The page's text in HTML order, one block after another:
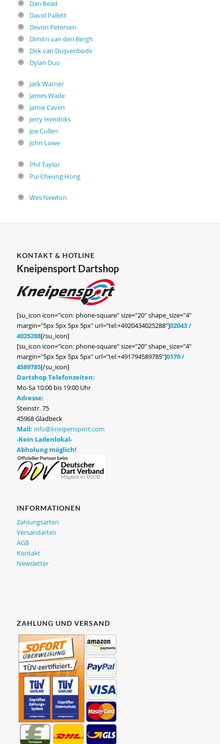
Dan Read
David Pallett
Devon Petersen
Dimitri van den Bergh
Dirk van Duijvenbode
Dylan Duo
Jack Warner
James Wade
Jamie Caven
Jerry Hendriks
Joe Cullen
John Lowe
Phil Taylor
Pui Cheung Hong
Wes Newton
KONTAKT & HOTLINE
Kneipensport Dartshop
[su_icon icon="icon: phone-square" size="20" shape_size="4"
margin="5px 5px 5px 5px" url="tel:+4920434025288"]02043 /
4025288[/su_icon]
[su_icon icon="icon: phone-square" size="20" shape_size="4"
margin="5px 5px 5px 5px" url="tel:+491794589785"]0179 /
4589785[/su_icon]
Dartshop Telefonzeiten:
Mo-Sa 10:00 bis 19:00 Uhr
Adresse:
Steinstr. 75
45968 Gladbeck
Mail: info@kneipensport.com
-Kein Ladenlokal-
Abholung möglich!
INFORMATIONEN
Zahlungsarten
Versandarten
AGB
Kontakt
Newsletter
ZAHLUNG UND VERSAND